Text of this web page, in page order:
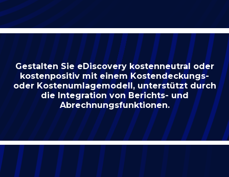
Gestalten Sie eDiscovery kostenneutral oder
kostenpositiv mit einem Kostendeckungs-
oder Kostenumlagemodell, unterstützt durch
die Integration von Berichts- und
Abrechnungsfunktionen.